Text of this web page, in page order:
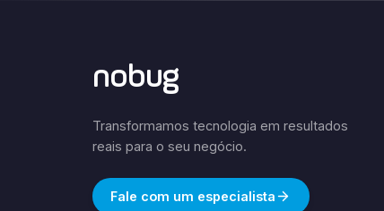
nobug
Transformamos tecnologia em resultados
reais para o seu negócio.
Fale com um especialista